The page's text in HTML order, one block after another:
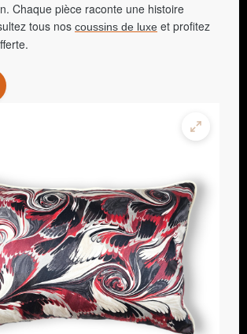
Chaque pièce raconte une histoire
tous nos coussins de luxe et profitez